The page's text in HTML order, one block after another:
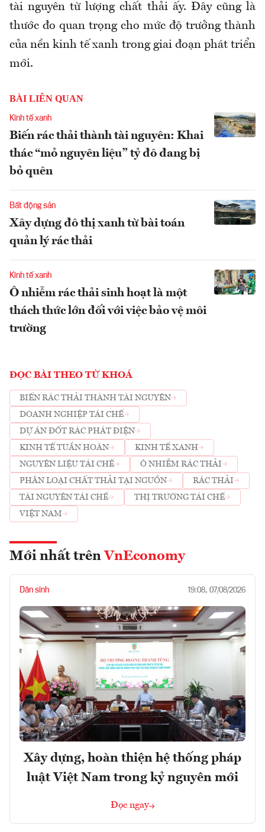
tài nguyên từ lượng chất thải ấy. Đây cũng là
thước đo quan trọng cho mức độ trưởng thành
của nền kinh tế xanh trong giai đoạn phát triển
mới.
BÀI LIÊN QUAN
Kinh tế xanh
Biến rác thải thành tài nguyên: Khai
thác “mỏ nguyên liệu” tỷ đô đang bị
bỏ quên
Bất động sản
Xây dựng đô thị xanh từ bài toán
quản lý rác thải
Kinh tế xanh
Ô nhiễm rác thải sinh hoạt là một
thách thức lớn đối với việc bảo vệ môi
trường
ĐỌC BÀI THEO TỪ KHOÁ
BIẾN RÁC THẢI THÀNH TÀI NGUYÊN
DOANH NGHIỆP TÁI CHẾ
DỰ ÁN ĐỐT RÁC PHÁT ĐIỆN
KINH TẾ TUẦN HOÀN
KINH TẾ XANH
NGUYÊN LIỆU TÁI CHẾ
Ô NHIỄM RÁC THẢI
PHÂN LOẠI CHẤT THẢI TẠI NGUỒN
RÁC THẢI
TÀI NGUYÊN TÁI CHẾ
THỊ TRƯỜNG TÁI CHẾ
VIỆT NAM
Mới nhất trên VnEconomy
Dân sinh 19:08, 07/08/2026
Xây dựng, hoàn thiện hệ thống pháp
luật Việt Nam trong kỷ nguyên mới
Đọc ngay